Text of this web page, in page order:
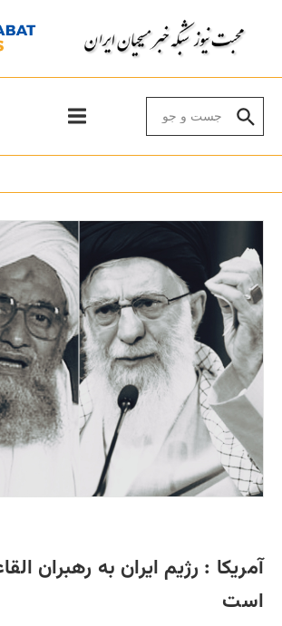
آمریکا : رژیم ایران به رهبران
است